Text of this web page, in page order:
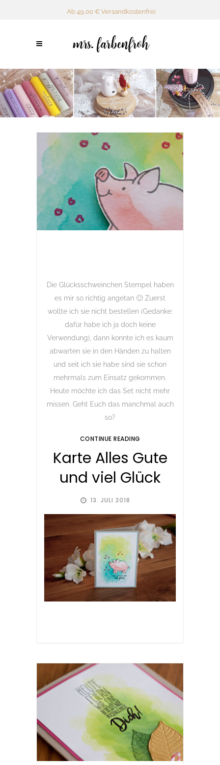
Ab 49,00 € Versandkostenfrei
13. JULI 2018
Karte Alles Gute
und viel Glück
Die Glücksschweinchen Stempel haben
es mir so richtig angetan 🙂 Zuerst
wollte ich sie nicht bestellen (Gedanke:
dafür habe ich ja doch keine
Verwendung), dann konnte ich es kaum
abwarten sie in den Händen zu halten
und seit ich sie habe sind sie schon
mehrmals zum Einsatz gekommen.
Heute möchte ich das Set nicht mehr
missen. Geht Euch das manchmal auch
so?
CONTINUE READING